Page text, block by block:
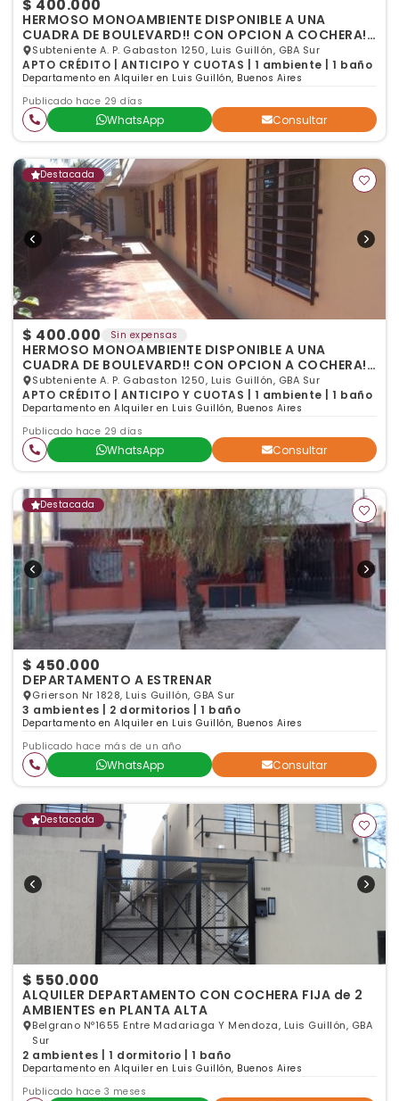
$ 400.000
HERMOSO MONOAMBIENTE DISPONIBLE A UNA
CUADRA DE BOULEVARD!! CON OPCION A COCHERA!!
ZONA TRANQUILA!!!
Subteniente A. P. Gabaston 1250, Luis Guillón, GBA Sur
APTO CRÉDITO | ANTICIPO Y CUOTAS | 1 ambiente | 1 baño
Departamento en Alquiler en Luis Guillón, Buenos Aires
Publicado hace 29 días
WhatsApp Consultar
Destacada
$ 400.000 Sin expensas
HERMOSO MONOAMBIENTE DISPONIBLE A UNA
CUADRA DE BOULEVARD!! CON OPCION A COCHERA!!
ZONA TRANQUILA!!!
Subteniente A. P. Gabaston 1250, Luis Guillón, GBA Sur
APTO CRÉDITO | ANTICIPO Y CUOTAS | 1 ambiente | 1 baño
Departamento en Alquiler en Luis Guillón, Buenos Aires
Publicado hace 29 días
WhatsApp Consultar
Destacada
$ 450.000
DEPARTAMENTO A ESTRENAR
Grierson Nr 1828, Luis Guillón, GBA Sur
3 ambientes | 2 dormitorios | 1 baño
Departamento en Alquiler en Luis Guillón, Buenos Aires
Publicado hace más de un año
WhatsApp Consultar
Destacada
$ 550.000
ALQUILER DEPARTAMENTO CON COCHERA FIJA de 2
AMBIENTES en PLANTA ALTA
Belgrano Nº1655 Entre Madariaga Y Mendoza, Luis Guillón, GBA
Sur
2 ambientes | 1 dormitorio | 1 baño
Departamento en Alquiler en Luis Guillón, Buenos Aires
Publicado hace 3 meses